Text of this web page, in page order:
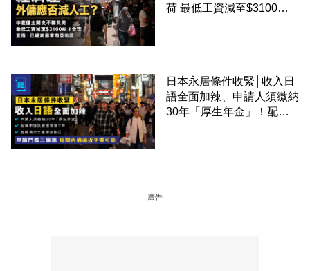
荷 最低工資減至$3100蚊
日本永居條件收緊│收入日
語全面加辣、申請人須繳納
30年「厚生年金」！配偶
廣告